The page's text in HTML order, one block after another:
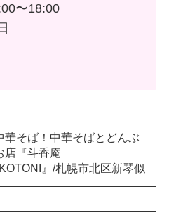
〜18:00
華そば！中華そばとどんぶ
店『斗香庵
』/札幌市北区新琴似